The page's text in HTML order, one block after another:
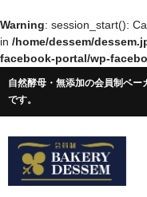
Warning: session_start():
in /home/dessem/
facebook-portal/wp-
自然酵母・無添加の会員制ベー
です。